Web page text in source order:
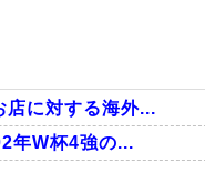
ート戦で行った審判
店に対する海外...
年W杯4強の...